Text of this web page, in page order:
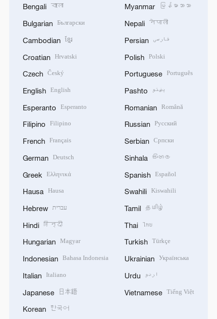
Bengali বাংলা
Bulgarian Български
Cambodian ខ្មែរ
Croatian Hrvatski
Czech Český
English English
Esperanto Esperanto
Filipino Filipino
French Français
German Deutsch
Greek Ελληνικά
Hausa Hausa
Hebrew עברית
Hindi हिन्दी
Hungarian Magyar
Indonesian Bahasa Indonesia
Italian Italiano
Japanese 日本語
Korean 한국어
Myanmar မြန်မာဘာသာ
Nepali नेपाली
Persian فارسی
Polish Polski
Portuguese Português
Pashto پښتو
Romanian Română
Russian Русский
Serbian Српски
Sinhala සිංහල
Spanish Español
Swahili Kiswahili
Tamil தமிழ்
Thai ไทย
Turkish Türkçe
Ukrainian Українська
Urdu اردو
Vietnamese Tiếng Việt